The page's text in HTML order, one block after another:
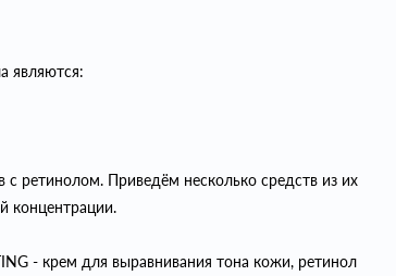
являются:
с ретинолом. Приведём несколько средств из их
концентрации.
- крем для выравнивания тона кожи, ретинол